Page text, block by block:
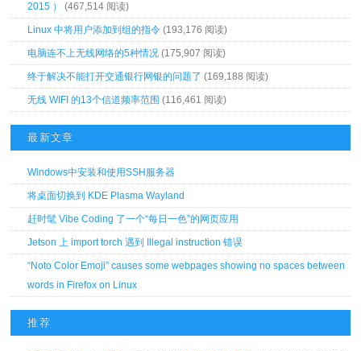
2015 ）
(467,514 阅读)
Linux 中将用户添加到组的指令 (193,176 阅读)
电脑连不上无线网络的5种情况 (175,907 阅读)
终于解决不能打开交通银行网银的问题了 (169,188 阅读)
无线 WIFI 的13个信道频率范围 (116,461 阅读)
最新文章
Windows中安装和使用SSH服务器
将桌面切换到 KDE Plasma Wayland
赶时髦 Vibe Coding 了一个“每日一色”的网页应用
Jetson 上 import torch 遇到 Illegal instruction 错误
“Noto Color Emoji” causes some webpages showing no spaces between
words in Firefox on Linux
推荐